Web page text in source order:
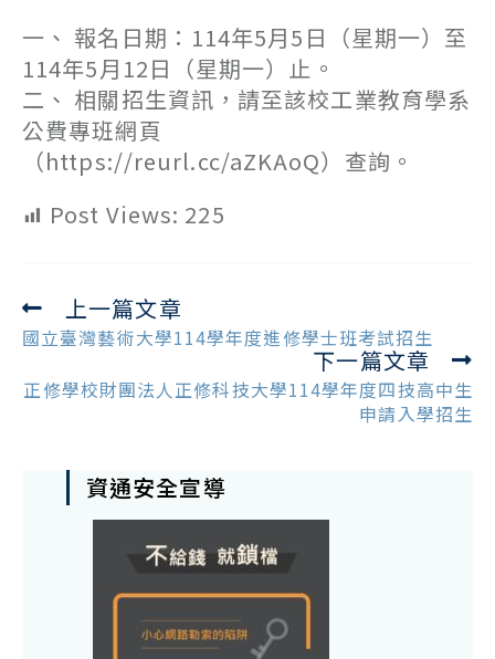
一、 報名日期：114年5月5日（星期一）至
114年5月12日（星期一）止。
二、 相關招生資訊，請至該校工業教育學系
公費專班網頁
（https://reurl.cc/aZKAoQ）查詢。
Post Views: 225
Read
more
上一篇文章
國立臺灣藝術大學114學年度進修學士班考試招生
下一篇文章
正修學校財團法人正修科技大學114學年度四技高中生
申請入學招生
資通安全宣導